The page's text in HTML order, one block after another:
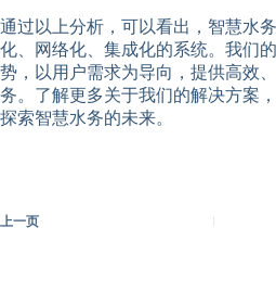
通过以上分析，可以看出，智慧水
化、网络化、集成化的系统。我们
势，以用户需求为导向，提供高效
务。了解更多关于我们的解决方案
探索智慧水务的未来。
上一页